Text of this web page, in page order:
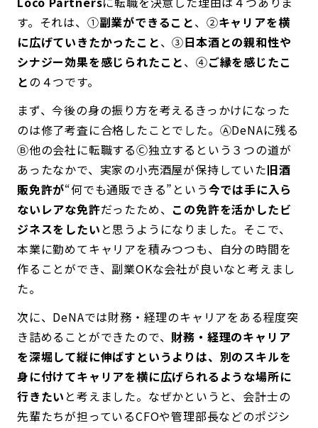
す。それは、①副業ができること、②キャリアを横
に広げていきたかったこと、③日本酒との親和性や
シナジー効果を感じられたこと、④ご縁を感じたこ
との４つです。
まず、今後の身の振り方を考えるきっかけになった
のは修了考査に合格したことでした。ⒶDeNAに残る
Ⓑ他の会社に転職するⒸ独立するという３つの道が
あったなかで、実家の小売酒屋が保持していた旧酒
販免許が“何でも通販できる”という今では手に入ら
ないレアな免許だったため、 この免許を活かしたビ
ジネスをしたい と思うようになりました。そこで、
本業に勤めてキャリアを積みつつも、自分の時間を
作ることができ、副業OKな会社が良いなと考えまし
た。
次に、DeNAでは財務・経理のキャリアをある程度突
き詰めることができたので、 財務・経理のキャリア
を深堀して縦に伸ばすというよりは、別のスキルを
身に付けてキャリアを横に広げられるような場所に
行きたい と考えました。なぜかというと、会計士の
先輩たちが担っているCFOや管理部長などのポジシ